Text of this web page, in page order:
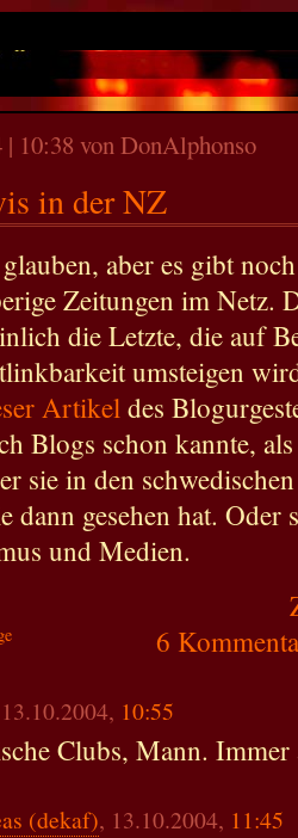
| 10:38 von DonAlphonso
in der NZ
aber es gibt
Zeitungen im Netz.
die Letzte, die auf
umsteigen
Artikel des
Blogs schon kannte,
sie in den
dann gesehen hat. Oder
und Medien.
6
10:55
Clubs, Mann. Immer
(dekaf), 13.10.2004, 11:45